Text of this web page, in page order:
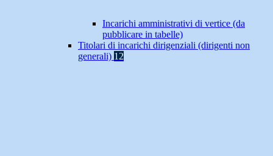
Incarichi amministrativi di vertice (da
pubblicare in tabelle)
Titolari di incarichi dirigenziali (dirigenti non
generali) 12